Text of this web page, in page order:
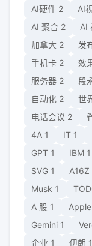
AI硬件 2 AI
AI 聚合 2 AI
加拿大 2 发
手机卡 2 效
服务器 2 段
自动化 2 世
电话会议 2
4A 1 IT 1
GPT 1 IBM 1
SVG 1 A16Z
Musk 1
A 股 1 Apple
Gemini 1
企业 1 伊朗 1